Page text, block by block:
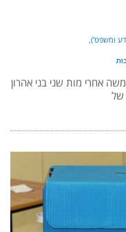
ומשפט')
אחרי מות שני בני אהרון
של